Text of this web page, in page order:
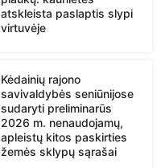
atskleista paslaptis slypi
virtuvėje
Kėdainių rajono
savivaldybės seniūnijose
sudaryti preliminarūs
2026 m. nenaudojamų,
apleistų kitos paskirties
žemės sklypų sąrašai